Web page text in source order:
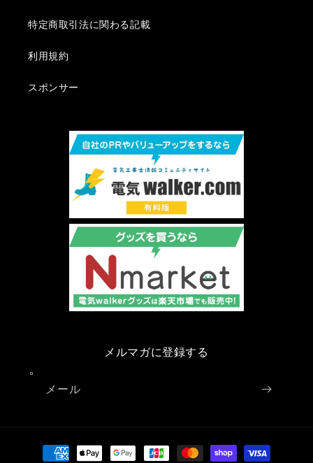
特定商取引法に関わる記載
利用規約
スポンサー
メルマガに登録する
メール
決